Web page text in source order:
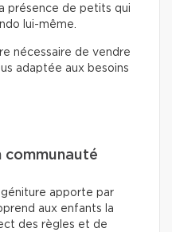
présence de petits qui
lui-même.
nécessaire de vendre
adaptée aux besoins
communauté
apporte par
aux enfants la
des règles et de